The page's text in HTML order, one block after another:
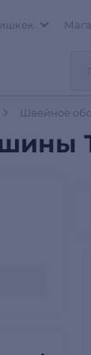
Швейное